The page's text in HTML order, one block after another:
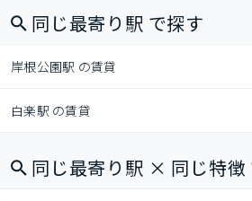
同じ最寄り駅 で探す
岸根公園駅 の賃貸
白楽駅 の賃貸
同じ最寄り駅 × 同じ特徴